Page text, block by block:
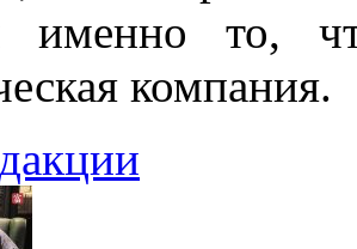
именно то,
компания.